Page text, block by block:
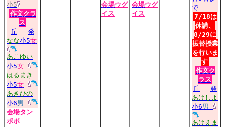
小5
作文クラ
ス
丘
発
なな小5女
あこゆい
小5女
はるまき
小5女
あきひの
小6男
会場タン
ポポ
会場ウグ
イス
会場ウグ
イス
で
7/18は
休講、
8/29に
振替授業
を行いま
す
作文ク
ラス
丘
発
あけしよ
小6男
あけえま